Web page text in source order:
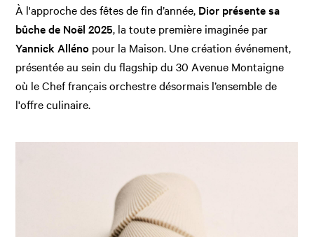
À l'approche des fêtes de fin d’année, Dior présente sa
bûche de Noël 2025, la toute première imaginée par
Yannick Alléno pour la Maison. Une création événement,
présentée au sein du flagship du 30 Avenue Montaigne
où le Chef français orchestre désormais l’ensemble de
l'offre culinaire.